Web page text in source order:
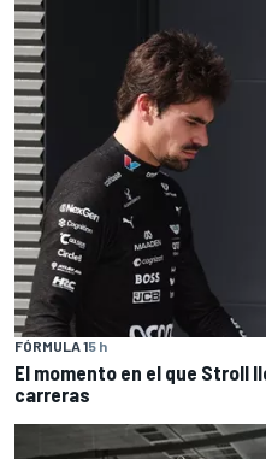
FÓRMULA 15 h
El momento en el que Stroll
carreras